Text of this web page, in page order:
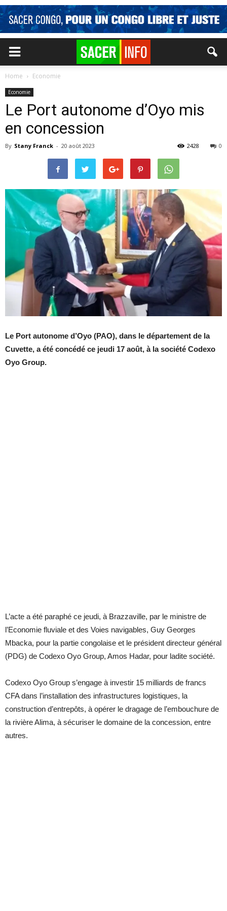
Home Economie
Economie
Le Port autonome d’Oyo mis
en concession
By Stany Franck - 20 août 2023 0
2428
Le Port autonome d’Oyo (PAO), dans le département de la
Cuvette, a été concédé ce jeudi 17 août, à la société Codexo
Oyo Group.
L’acte a été paraphé ce jeudi, à Brazzaville, par le ministre de
l’Economie fluviale et des Voies navigables, Guy Georges
Mbacka, pour la partie congolaise et le président directeur général
(PDG) de Codexo Oyo Group, Amos Hadar, pour ladite société.
Codexo Oyo Group s’engage à investir 15 milliards de francs
CFA dans l’installation des infrastructures logistiques, la
construction d’entrepôts, à opérer le dragage de l’embouchure de
la rivière Alima, à sécuriser le domaine de la concession, entre
autres.